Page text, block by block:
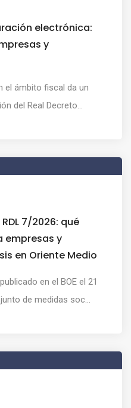
electrónica:
y
el ámbito fiscal da un
del Real Decreto...
7/2026: qué
empresas y
en Oriente Medio
en el BOE el 21
de medidas soc...